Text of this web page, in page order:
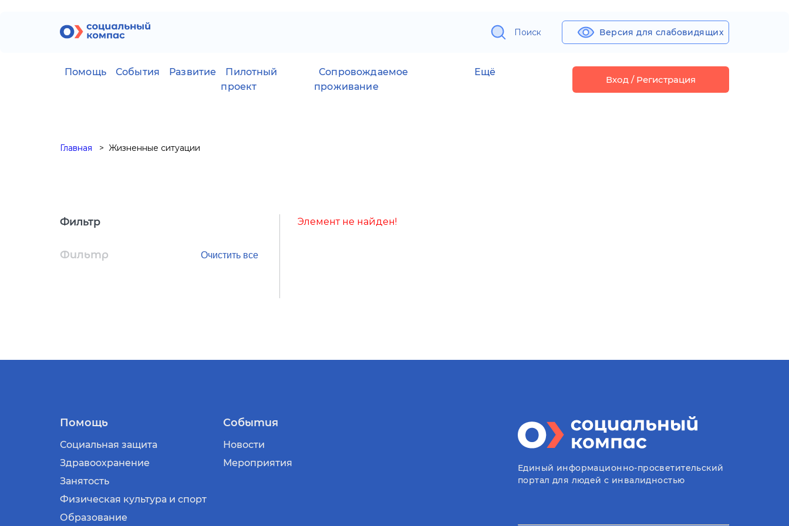
Поиск Версия для слабовидящих
Помощь События Развитие
Пилотный
проект
Сопровождаемое
проживание
Ещё
Вход / Регистрация
Главная Жизненные ситуации
Фильтр
Фильтр
Элемент не найден!
Помощь
Социальная защита
Здравоохранение
Занятость
Физическая культура и спорт
Образование
События
Новости
Мероприятия
Единый информационно-просветительский
портал для людей с инвалидностью